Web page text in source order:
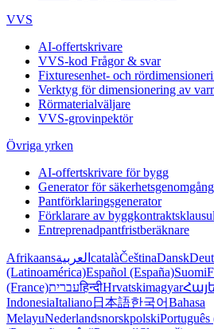
VVS
AI-offertskrivare
VVS-kod Frågor & svar
Fixturesenhet- och
Verktyg för dimensionering av
Rörmaterialväljare
VVS-grovinpektör
Övriga yrken
AI-offertskrivare för bygg
Generator för
Pantförklaringsgenerator
Förklarare av
Entreprenadpantfristberäknare
Afrikaansالعربية catalàČeštinaDansk
(Latinoamérica)Español (España)Suomi
(France)עבריתहिन्दीHrvatskimagyar
IndonesiaItaliano日本語한국어Bahasa
MelayuNederlandsnorskpolski